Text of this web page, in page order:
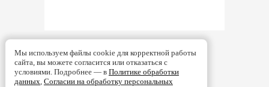
Мы используем файлы cookie для корректной работы
сайта, вы можете согласится или отказаться с
условиями. Подробнее — в Политике обработки
данных, Согласии на обработку персональных